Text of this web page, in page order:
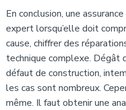
En conclusion, une
expert lorsqu’elle doit
cause, chiffrer des
technique complexe. Dégât
défaut de construction,
les cas sont nombreux.
même. Il faut obtenir une